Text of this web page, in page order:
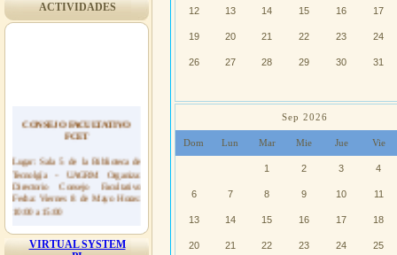
ACTIVIDADES
FCET
Tecnolgía - UAGRM Organiza:
Directorio Consejo Facultativo
Fecha: Viernes 8 de Mayo Horas:
10:00 a 15:00
VIRTUAL SYSTEM
12 13 14 15 16 17
19 20 21 22 23 24
26 27 28 29 30 31
Sep 2026
Dom Lun Mar Mie Jue Vie
1 2 3 4
6 7 8 9 10 11
13 14 15 16 17 18
20 21 22 23 24 25